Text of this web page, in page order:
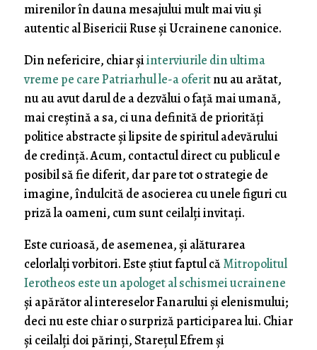
mirenilor în dauna mesajului mult mai viu și
autentic al Bisericii Ruse și Ucrainene canonice.
Din nefericire, chiar șiinterviurile din ultima
vreme pe care Patriarhul le-a oferitnu au arătat,
nu au avut darul de a dezvălui o față mai umană,
mai creștină a sa, ci una definită de priorități
politice abstracte și lipsite de spiritul adevărului
de credință. Acum, contactul direct cu publicul e
posibil să fie diferit, dar pare tot o strategie de
imagine, îndulcită de asocierea cu unele figuri cu
priză la oameni, cum sunt ceilalți invitați.
Este curioasă, de asemenea, și alăturarea
celorlalți vorbitori. Este știut faptul căMitropolitul
Ierotheos este un apologet al schismei ucrainene
și apărător al intereselor Fanarului și elenismului;
deci nu este chiar o surpriză participarea lui. Chiar
și ceilalți doi părinți, Starețul Efrem și